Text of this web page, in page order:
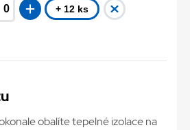
+ 12 ks
obalíte tepelné izolace na